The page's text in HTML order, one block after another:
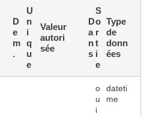
D
e
m
.
U
n
i
q
u
e
Valeur
autori
sée
D
a
n
s
S
o
r
t
i
e
Type
de
donn
ées
o
u
i
dateti
me